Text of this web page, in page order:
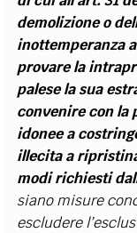
demolizione o
inottemperanza
provare la
palese la sua
convenire con la
idonee a
illecita a
modi richiesti
siano misure
escludere